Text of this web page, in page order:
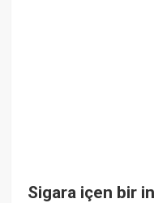
Sigara içen bir